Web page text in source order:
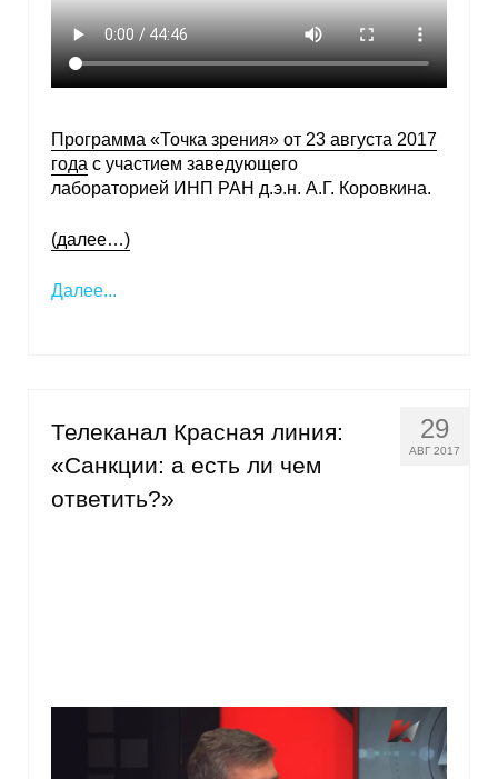
Программа «Точка зрения» от 23 августа 2017
года с участием заведующего
лабораторией ИНП РАН д.э.н. А.Г. Коровкина.
(далее…)
Далее...
29
АВГ 2017
Телеканал Красная линия:
«Санкции: а есть ли чем
ответить?»